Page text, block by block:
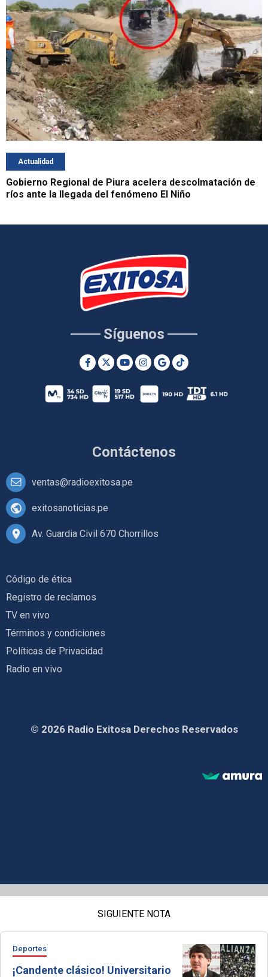
Actualidad
Gobierno Regional de Piura acelera descolmatación de
ríos ante la llegada del fenómeno El Niño
Contáctenos
ventas@radioexitosa.pe
exitosanoticias.pe
Av. Guardia Civil 670 Chorrillos
Síguenos
Código de ética
Registro de reclamos
TV en vivo
Términos y condiciones
Políticas de Privacidad
Radio en vivo
© 2026 Radio Exitosa Derechos Reservados
SIGUIENTE NOTA
Deportes
¡Candente clásico! Universitario